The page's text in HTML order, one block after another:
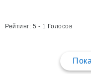
Рейтинг: 5 - 1 Голосов